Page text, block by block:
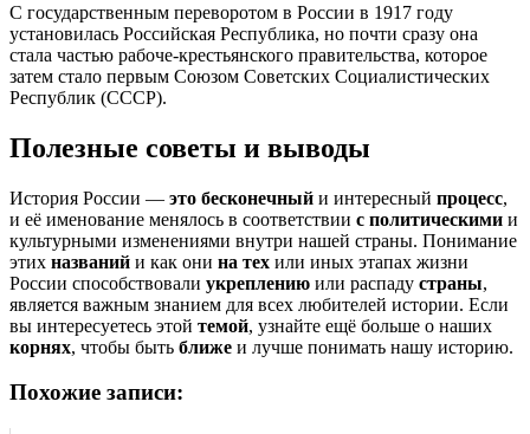
С государственным переворотом в России в 1917 году
установилась Российская Республика, но почти сразу она
стала частью рабоче-крестьянского правительства, которое
затем стало первым Союзом Советских Социалистических
Республик (СССР).
Полезные советы и выводы
История России — это бесконечный и интересный процесс,
и её именование менялось в соответствии с политическими и
культурными изменениями внутри нашей страны. Понимание
этих названий и как они на тех или иных этапах жизни
России способствовали укреплению или распаду страны,
является важным знанием для всех любителей истории. Если
вы интересуетесь этой темой, узнайте ещё больше о наших
корнях, чтобы быть ближе и лучше понимать нашу историю.
Похожие записи: